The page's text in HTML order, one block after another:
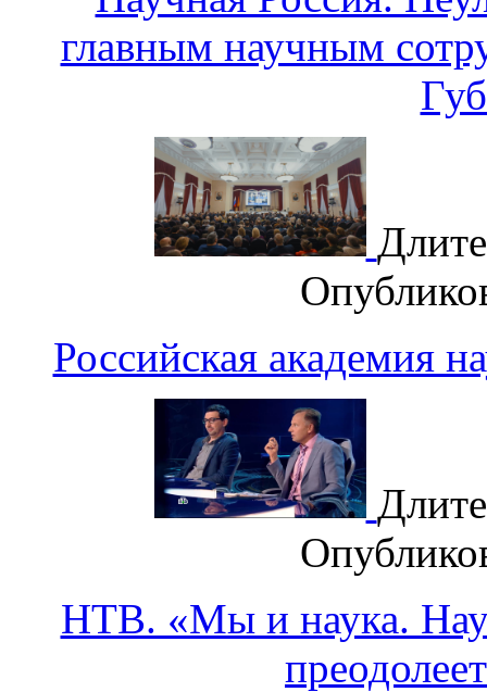
главным научным
Российская академия
НТВ. «Мы и наука.